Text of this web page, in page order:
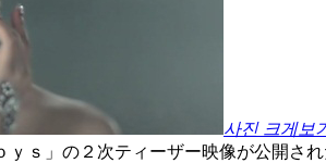
사진 크게보
ｓ」の２次ティーザー映像が公開され